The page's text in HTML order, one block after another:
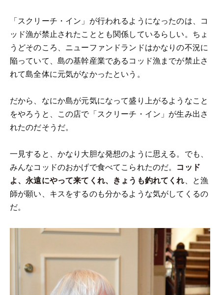
「スクリーチ・イン」が行われるようになったのは、コ
ッド漁が禁止されたこととも関係しているらしい。ちょ
うどそのころ、ニューファンドランドはかなりの不況に
陥っていて、島の基幹産業であるコッド漁までが禁止さ
れて島全体に元気がなかったという。
だから、なにか島が元気になって盛り上がるようなこと
をやろうと、この店で「スクリーチ・イン」が生み出さ
れたのだそうだ。
一見すると、かなり大胆な発想のように思える。でも、
みんなコッドのおかげで食べてこられたのだ。 コッド
よ、永遠にやって来てくれ、きょうも釣れてくれ 、と漁
師が願い、キスをするのも分かるような気がしてくるの
だ。